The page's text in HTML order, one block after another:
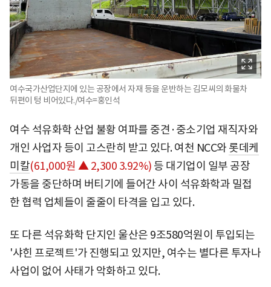
여수국가산업단지에 있는 공장에서 자재 등을 운반하는 김모씨의 화물차
뒤편이 텅 비어있다./여수=홍인석
여수 석유화학 산업 불황 여파를 중견·중소기업 재직자와
개인 사업자 등이 고스란히 받고 있다. 여천 NCC와 롯데케
미칼(61,000원 ▲ 2,300 3.92%) 등 대기업이 일부 공장
가동을 중단하며 버티기에 들어간 사이 석유화학과 밀접
한 협력 업체들이 줄줄이 타격을 입고 있다.
또 다른 석유화학 단지인 울산은 9조580억원이 투입되는
'샤힌 프로젝트'가 진행되고 있지만, 여수는 별다른 투자나
사업이 없어 사태가 악화하고 있다.